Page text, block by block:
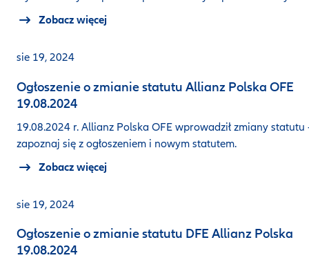
Zobacz więcej
sie 19, 2024
Ogłoszenie o zmianie statutu Allianz Polska OFE
19.08.2024
19.08.2024 r. Allianz Polska OFE wprowadził zmiany statutu
zapoznaj się z ogłoszeniem i nowym statutem.
Zobacz więcej
sie 19, 2024
Ogłoszenie o zmianie statutu DFE Allianz Polska
19.08.2024